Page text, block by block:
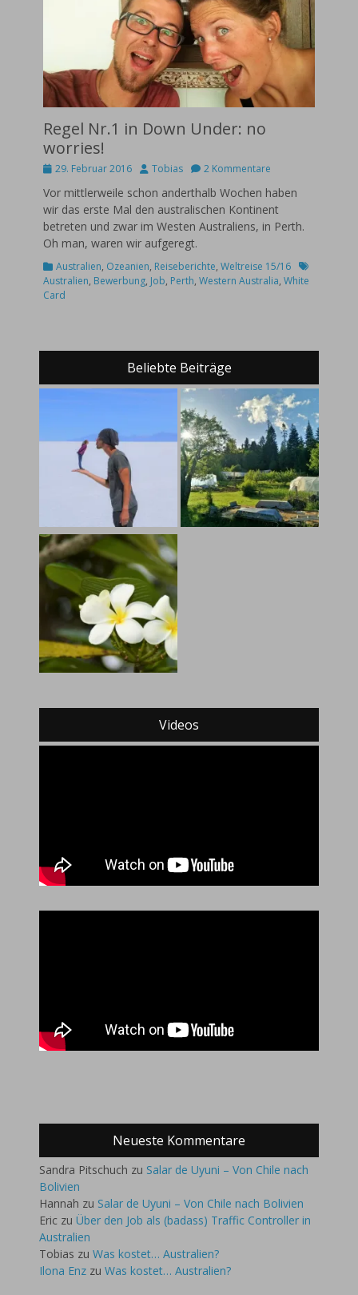
Regel Nr.1 in Down Under: no
worries!
Posted
29. Februar 2016 AutorTobias 2 Kommentare
Vor mittlerweile schon anderthalb Wochen haben
wir das erste Mal den australischen Kontinent
betreten und zwar im Westen Australiens, in Perth.
Oh man, waren wir aufgeregt.
Kategorien
Australien, Ozeanien, Reiseberichte, Weltreise 15/16 Schlagworte
Australien, Bewerbung, Job, Perth, Western Australia, White
Card
Beliebte Beiträge
Videos
Neueste Kommentare
Sandra Pitschuch zu Salar de Uyuni – Von Chile nach
Bolivien
Hannah zu Salar de Uyuni – Von Chile nach Bolivien
Eric zu Über den Job als (badass) Traffic Controller in
Australien
Tobias zu Was kostet… Australien?
Ilona Enz zu Was kostet… Australien?